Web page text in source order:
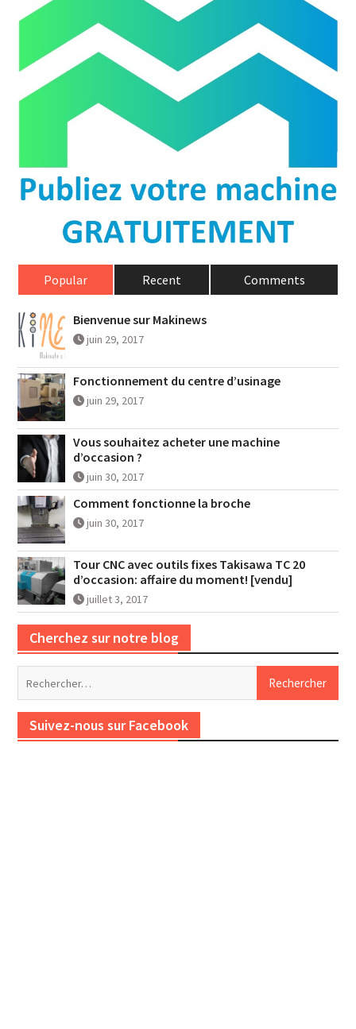
Popular Recent Comments
Bienvenue sur Makinews
juin 29, 2017
Fonctionnement du centre d’usinage
juin 29, 2017
Vous souhaitez acheter une machine
d’occasion ?
juin 30, 2017
Comment fonctionne la broche
juin 30, 2017
Tour CNC avec outils fixes Takisawa TC 20
d’occasion: affaire du moment! [vendu]
juillet 3, 2017
Cherchez sur notre blog
Suivez-nous sur Facebook